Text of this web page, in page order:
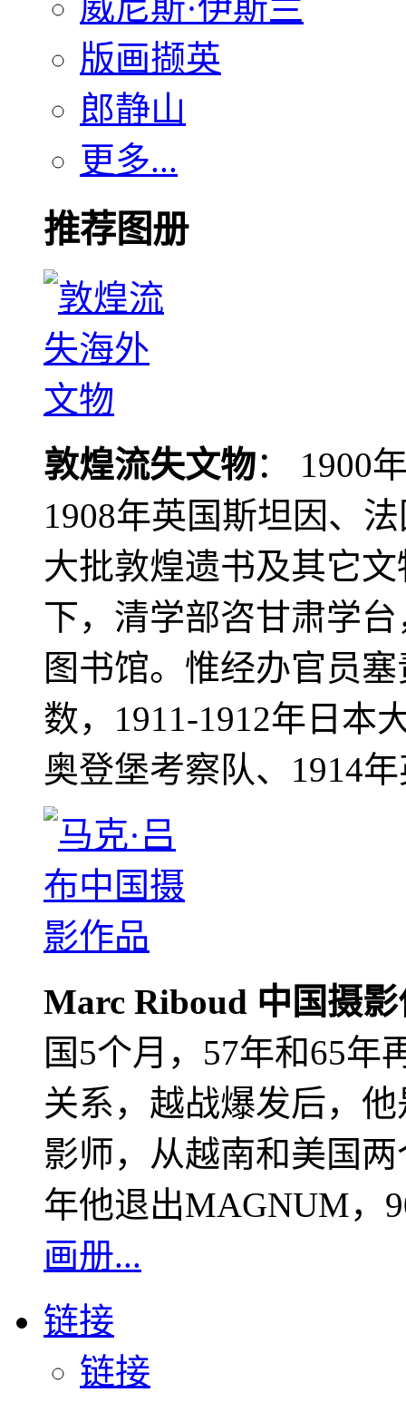
版画撷英
郎静山
更多...
推荐图册
敦煌流失文物： 1900
1908年英国斯坦因、
大批敦煌遗书及其它
下，清学部咨甘肃学
图书馆。惟经办官员
数，1911-1912年日本
奥登堡考察队、1914
Marc Riboud 中国摄
国5个月，57年和65年
关系，越战爆发后，
影师，从越南和美国
年他退出MAGNUM，
画册...
链接
链接